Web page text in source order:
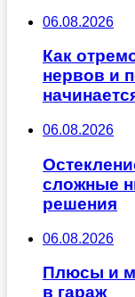
06.08.2026
Как
нервов и
06.08.2026
сложные
решения
06.08.2026
Плюсы и
в гараж